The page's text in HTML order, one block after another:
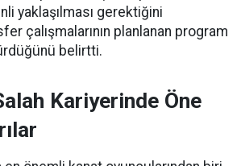
yaklaşılması gerektiğini
çalışmalarının planlanan program
belirtti.
Kariyerinde Öne